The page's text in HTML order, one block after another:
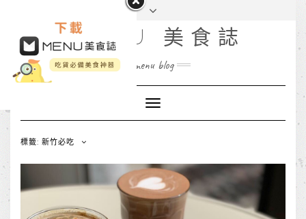
MENU 美食誌
menu blog
Toggle
Navigation
標籤: 新竹必吃